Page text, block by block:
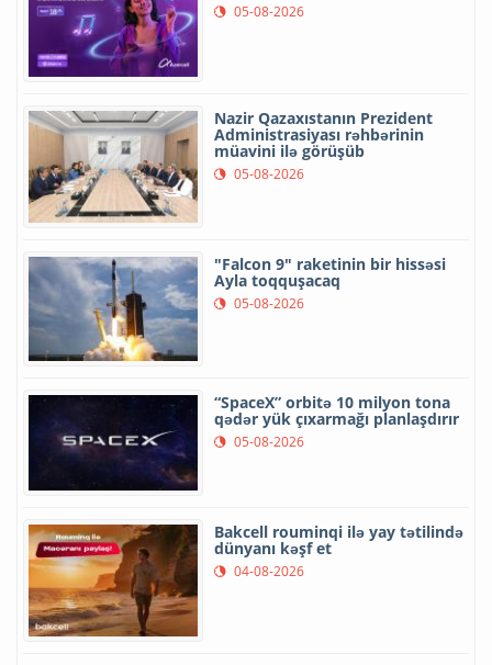
05-08-2026
Nazir Qazaxıstanın Prezident
Administrasiyası rəhbərinin
müavini ilə görüşüb
05-08-2026
"Falcon 9" raketinin bir hissəsi
Ayla toqquşacaq
05-08-2026
“SpaceX” orbitə 10 milyon tona
qədər yük çıxarmağı planlaşdırır
05-08-2026
Bakcell rouminqi ilə yay tətilində
dünyanı kəşf et
04-08-2026